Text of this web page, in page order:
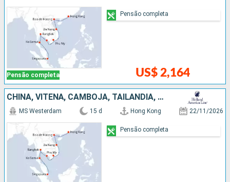
Pensão completa US$ 2,164
Pensão completa
CHINA, VITENÃ, CAMBOJA, TAILÃNDIA, SINGAPURA
MS Westerdam 15 d Hong Kong 22/11/2026
Pensão completa